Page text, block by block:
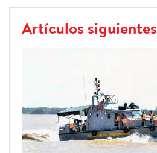
Artículos siguientes